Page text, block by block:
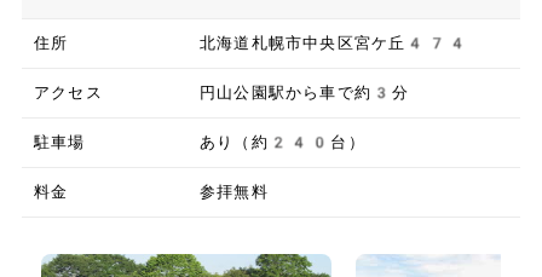
住所 北海道札幌市中央区宮ケ丘474
アクセス 円山公園駅から車で約3分
駐車場 あり（約240台）
料金 参拝無料